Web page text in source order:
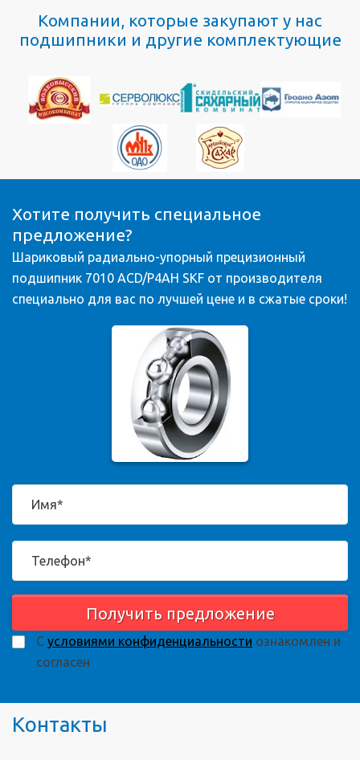
Компании, которые закупают у нас
подшипники и другие комплектующие
Хотите получить специальное
предложение?
Шариковый радиально-упорный прецизионный
подшипник 7010 ACD/P4AH SKF от производителя
специально для вас по лучшей цене и в сжатые сроки!
Получить предложение
С условиями конфиденциальности ознакомлен и
согласен
Контакты